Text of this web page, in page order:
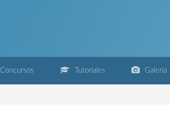
Concursos Tutoriales Galería